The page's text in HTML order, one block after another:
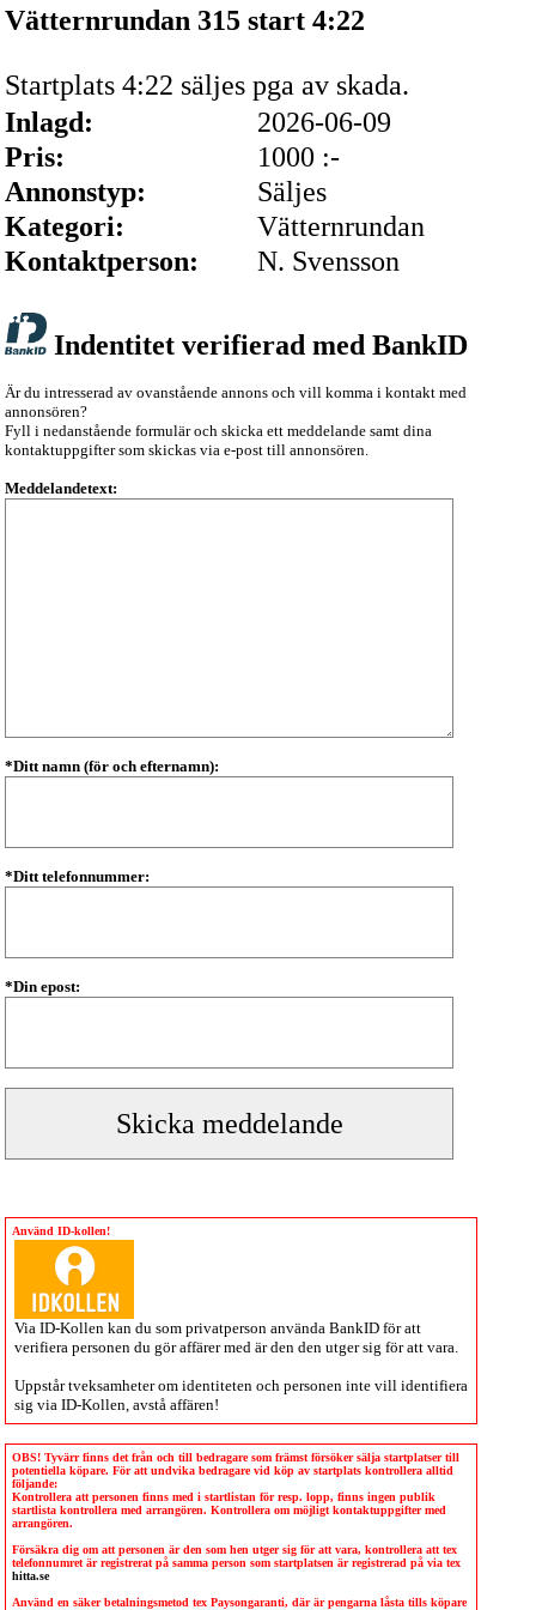
Vätternrundan 315 start 4:22
Startplats 4:22 säljes pga av skada.
Inlagd:
2026-06-09
Pris:
1000 :-
Annonstyp:
Säljes
Kategori:
Vätternrundan
Kontaktperson:
N. Svensson
Indentitet verifierad med BankID
Är du intresserad av ovanstående annons och vill komma i kontakt med
annonsören?
Fyll i nedanstående formulär och skicka ett meddelande samt dina
kontaktuppgifter som skickas via e-post till annonsören.
Meddelandetext:
*Ditt namn (för och efternamn):
*Ditt telefonnummer:
*Din epost:
Använd ID-kollen!
Via ID-Kollen kan du som privatperson använda BankID för att
verifiera personen du gör affärer med är den den utger sig för att vara.
Uppstår tveksamheter om identiteten och personen inte vill identifiera
sig via ID-Kollen , avstå affären!
OBS! Tyvärr finns det från och till bedragare som främst försöker sälja startplatser till
potentiella köpare. För att undvika bedragare vid köp av startplats kontrollera alltid
följande:
Kontrollera att personen finns med i startlistan för resp. lopp, finns ingen publik
startlista kontrollera med arrangören. Kontrollera om möjligt kontaktuppgifter med
arrangören.
Försäkra dig om att personen är den som hen utger sig för att vara, kontrollera att tex
telefonnumret är registrerat på samma person som startplatsen är registrerad på via tex
hitta.se
Använd en säker betalningsmetod tex Paysongaranti, där är pengarna låsta tills köpare